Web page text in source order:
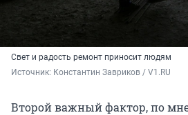
Свет и радость ремонт приносит людям
Источник: Константин Завриков / V1.RU
Второй важный фактор, по